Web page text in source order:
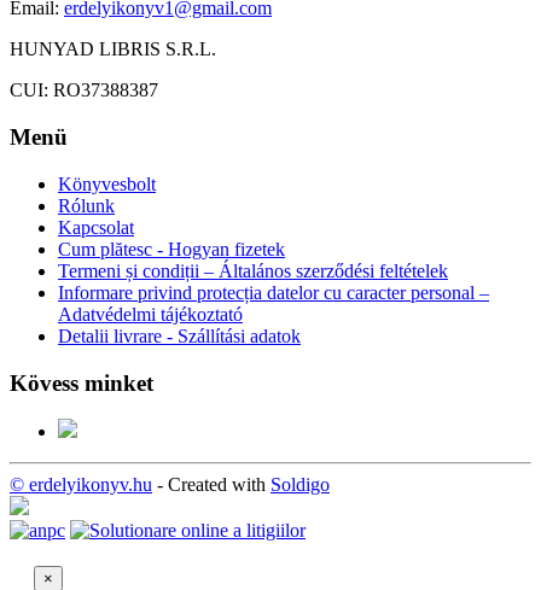
Email: erdelyikonyv1@gmail.com
HUNYAD LIBRIS S.R.L.
CUI: RO37388387
Menü
Könyvesbolt
Rólunk
Kapcsolat
Cum plătesc - Hogyan fizetek
Termeni și condiții – Általános szerződési feltételek
Informare privind protecția datelor cu caracter personal –
Adatvédelmi tájékoztató
Detalii livrare - Szállítási adatok
Kövess minket
© erdelyikonyv.hu - Created with Soldigo
×